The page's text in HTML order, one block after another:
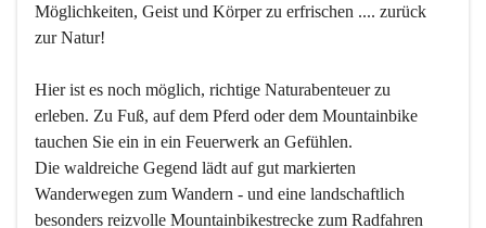
Möglichkeiten, Geist und Körper zu erfrischen .... zurück
zur Natur!
Hier ist es noch möglich, richtige Naturabenteuer zu
erleben. Zu Fuß, auf dem Pferd oder dem Mountainbike
tauchen Sie ein in ein Feuerwerk an Gefühlen.
Die waldreiche Gegend lädt auf gut markierten
Wanderwegen zum Wandern - und eine landschaftlich
besonders reizvolle Mountainbikestrecke zum Radfahren